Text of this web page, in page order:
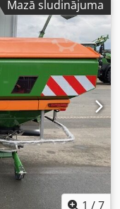
Mazā sludinājuma
1 /7